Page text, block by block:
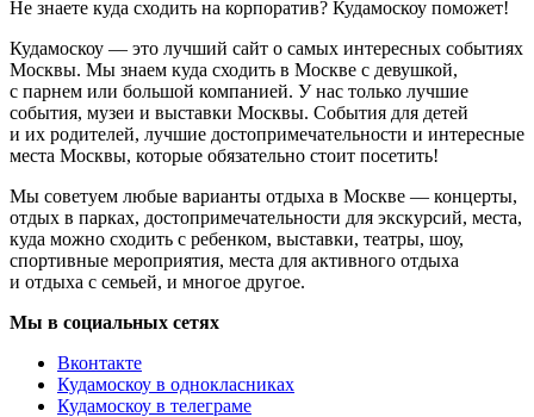
Не знаете куда сходить на корпоратив? Кудамоскоу поможет!
Кудамоскоу — это лучший сайт о самых интересных событиях
Москвы. Мы знаем куда сходить в Москве с девушкой,
с парнем или большой компанией. У нас только лучшие
события, музеи и выставки Москвы. События для детей
и их родителей, лучшие достопримечательности и интересные
места Москвы, которые обязательно стоит посетить!
Мы советуем любые варианты отдыха в Москве — концерты,
отдых в парках, достопримечательности для экскурсий, места,
куда можно сходить с ребенком, выставки, театры, шоу,
спортивные мероприятия, места для активного отдыха
и отдыха с семьей, и многое другое.
Мы в социальных сетях
Вконтакте
Кудамоскоу в однокласниках
Кудамоскоу в телеграме